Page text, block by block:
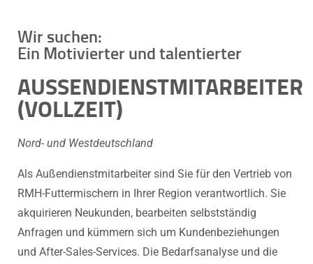
Wir suchen:
Ein Motivierter und talentierter
AUSSENDIENSTMITARBEITER (
VOLLZEIT)
Nord- und Westdeutschland
Als Außendienstmitarbeiter sind Sie für den Vertrieb von
RMH-Futtermischern in Ihrer Region verantwortlich. Sie
akquirieren Neukunden, bearbeiten selbstständig
Anfragen und kümmern sich um Kundenbeziehungen
und After-Sales-Services. Die Bedarfsanalyse und die